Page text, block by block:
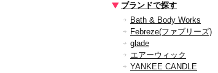
ブランドで探す
Bath & Body Works
Febreze(ファブリーズ)
glade
エアーウィック
YANKEE CANDLE